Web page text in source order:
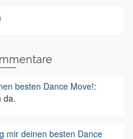
besten Dance Move!:
da.
mir deinen besten Dance